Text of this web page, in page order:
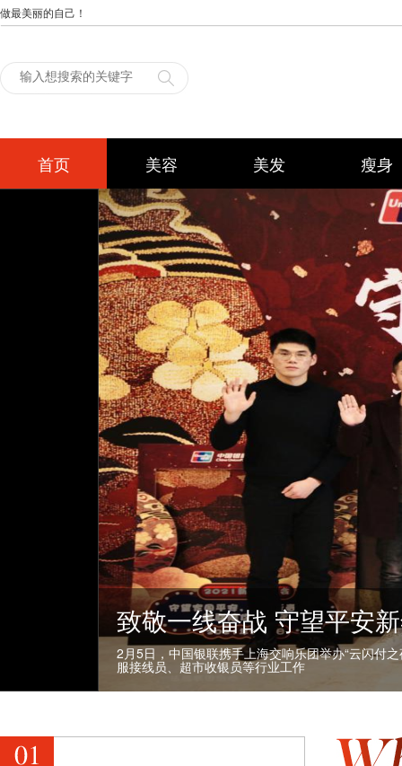
做最美丽的自己！
首页 美容 美发 瘦身
致敬一线奋战 守望平安
2月5日，中国银联携手上海交响乐团举办“云闪付
服接线员、超市收银员等行业工作